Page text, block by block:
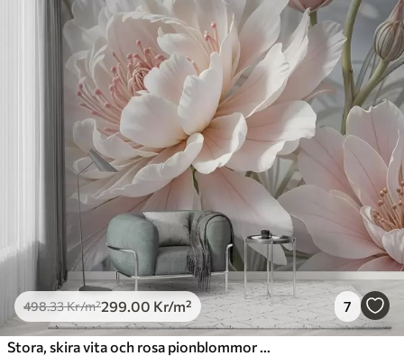
498.33Kr/m²299.00 Kr/m² 7
Stora, skira vita och rosa pionblommor med mjuka, fluffiga kronblad mot en suddig grå bakgrund